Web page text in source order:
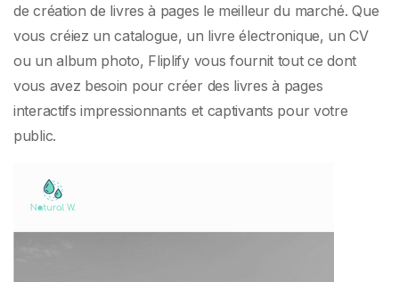
de création de livres à pages le meilleur du marché. Que
vous créiez un catalogue, un livre électronique, un CV
ou un album photo, Fliplify vous fournit tout ce dont
vous avez besoin pour créer des livres à pages
interactifs impressionnants et captivants pour votre
public.